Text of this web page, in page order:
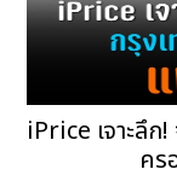
iPrice เจาะลึก
คร